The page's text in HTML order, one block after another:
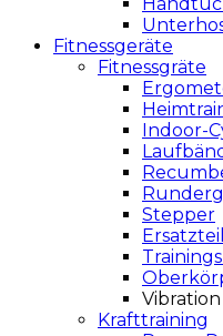
Fitnessgeräte
Fitnessgräte
Indoor-
Stepper
Krafttraining